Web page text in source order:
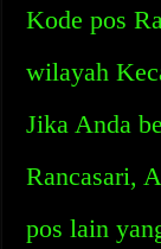
Kode pos
wilayah
Jika Anda
Rancasari,
pos lain